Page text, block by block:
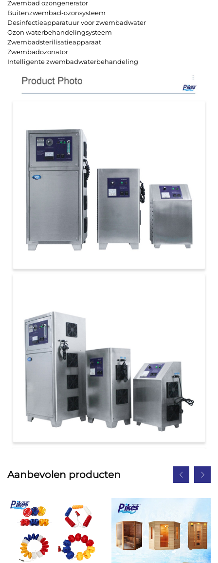
Zwembad ozongenerator
Buitenzwembad-ozonsysteem
Desinfectieapparatuur voor zwembadwater
Ozon waterbehandelingsysteem
Zwembadsterilisatieapparaat
Zwembadozonator
Intelligente zwembadwaterbehandeling
Aanbevolen producten